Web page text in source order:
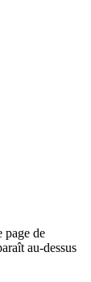
page de
au-dessus